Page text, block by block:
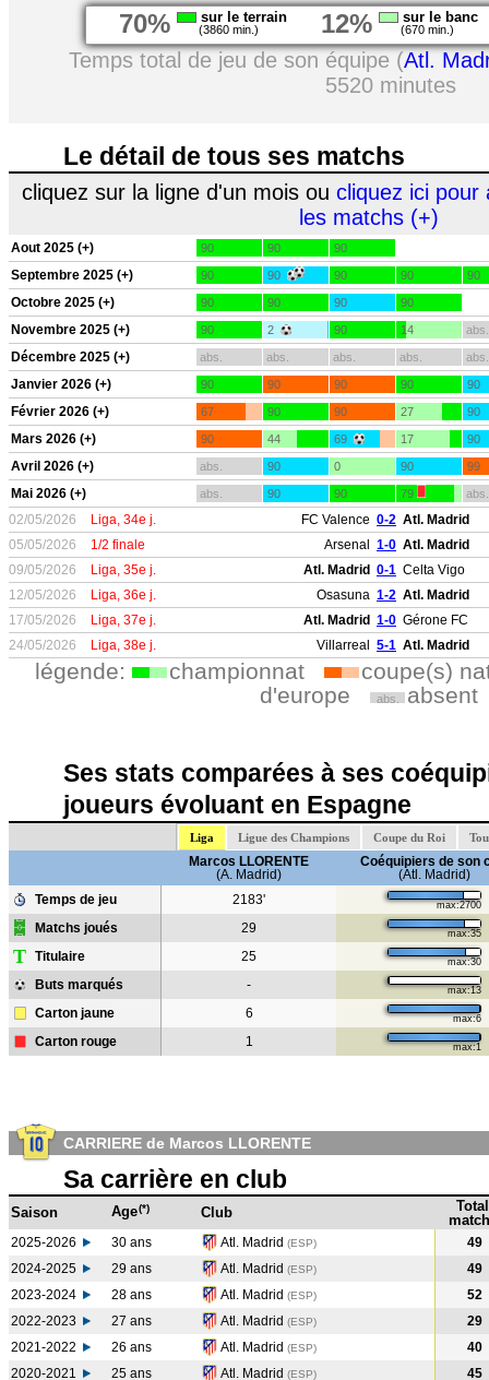
70% sur le terrain
(3860 min.) 12% sur le banc
(670 min.)
Temps total de jeu de son équipe (Atl.
5520 minutes
Le détail de tous ses matchs
cliquez sur la ligne d'un mois ou cliquez ici pour
les matchs (+)
Aout 2025 (+) 90 90 90
Septembre 2025 (+) 90 90 90 90 90
Octobre 2025 (+) 90 90 90 90
Novembre 2025 (+) 90 2 90 14 abs.
Décembre 2025 (+) abs. abs. abs. abs. abs.
Janvier 2026 (+) 90 90 90 90 90
Février 2026 (+) 67 90 90 27 90
Mars 2026 (+) 90 44 69 17 90
Avril 2026 (+) abs. 90 0 90 99
Mai 2026 (+) abs. 90 90 79 abs.
02/05/2026 Liga, 34e j. FC Valence 0-2 Atl. Madrid
05/05/2026
1/2 finale Arsenal 1-0 Atl. Madrid
09/05/2026
Liga, 35e j. Atl. Madrid 0-1 Celta Vigo
12/05/2026
Liga, 36e j. Osasuna 1-2 Atl. Madrid
17/05/2026
Liga, 37e j. Atl. Madrid 1-0 Gérone FC
24/05/2026
Liga, 38e j. Villarreal 5-1 Atl. Madrid
légende: championnat
coupe(s)
d'europe
abs. absent
Ses stats comparées à ses
joueurs évoluant en Espagne
Liga Ligue des Champions Coupe du Roi
Marcos LLORENTE
(A. Madrid)
Coéquipiers de son
(Atl. Madrid)
Temps de jeu
2183' max:2700
Matchs joués 29 max:35
T Titulaire 25 max:30
Buts marqués - max:13
Carton jaune 6 max:6
Carton rouge 1 max:1
CARRIERE de Marcos LLORENTE
Sa carrière en club
Saison Age(*) Club
Total
2025-2026 30 ans Atl. Madrid (ESP)
49
2024-2025
29 ans Atl. Madrid (ESP)
49
2023-2024
28 ans Atl. Madrid (ESP)
52
2022-2023
27 ans Atl. Madrid (ESP)
29
2021-2022
26 ans Atl. Madrid (ESP)
40
2020-2021
25 ans Atl. Madrid (ESP) 45